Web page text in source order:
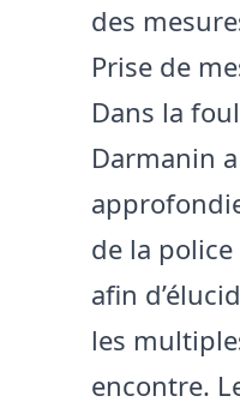
des
Prise de
Dans la
Darmanin
de la
afin
les
encontre.